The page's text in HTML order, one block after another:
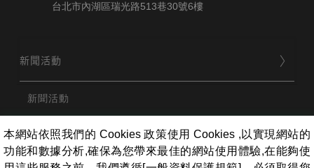
台北市內湖區瑞光路513巷30號6樓
新聞活動
新聞活動
品牌
本網站依照我們的 Cookies 政策使用 Cookies ,以實現網站的
功能和數據分析,確保為您帶來最佳的網站使用體驗,在能夠使